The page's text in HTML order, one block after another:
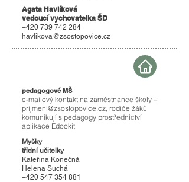
Agata Havlíková
vedoucí vychovatelka ŠD
+420 739 742 284
havlikova@zsostopovice.cz
pedagogové MŠ
e-mailový kontakt na zaměstnance školy –
prijmeni@zsostopovice.cz, rodiče žáků
komunikují s pedagogy prostřednictví
aplikace Edookit
Myšky
třídní učitelky
Kateřina Konečná
Helena Suchá
+420 547 354 881